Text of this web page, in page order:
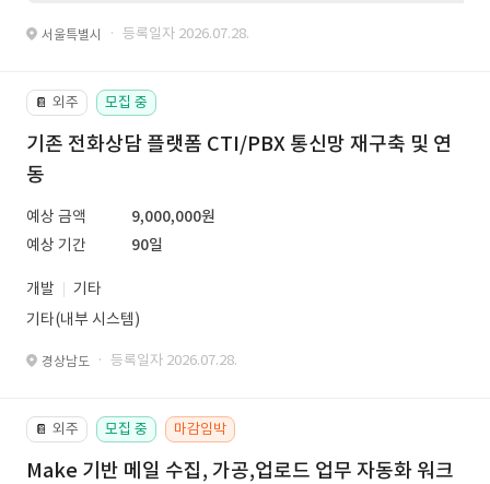
서울특별시 · 등록일자 2026.07.28.
📔 외주 모집 중
기존 전화상담 플랫폼 CTI/PBX 통신망 재구축 및 연
동
예상 금액
9,000,000원
예상 기간
90일
개발
기타
기타(내부 시스템)
경상남도 · 등록일자 2026.07.28.
📔 외주 모집 중 마감임박
Make 기반 메일 수집, 가공,업로드 업무 자동화 워크